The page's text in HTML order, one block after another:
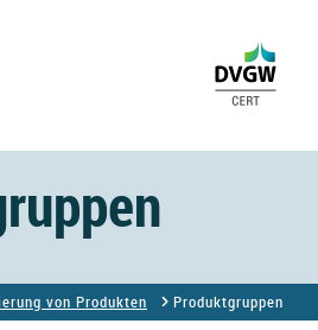
von Produkten Produktgruppen